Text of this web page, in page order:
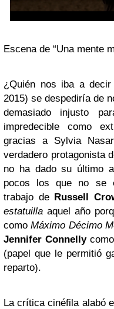
Escena de “Una mente
¿Quién nos iba a
2015) se despediría de
demasiado injusto
impredecible como
gracias a Sylvia
verdadero protagonista
no ha dado su último
pocos los que no se
trabajo de Russell
estatuilla aquel año
comoMáximo Décimo
Jennifer Connellycomo
(papel que le permitió
reparto).
La crítica cinéfila alabó